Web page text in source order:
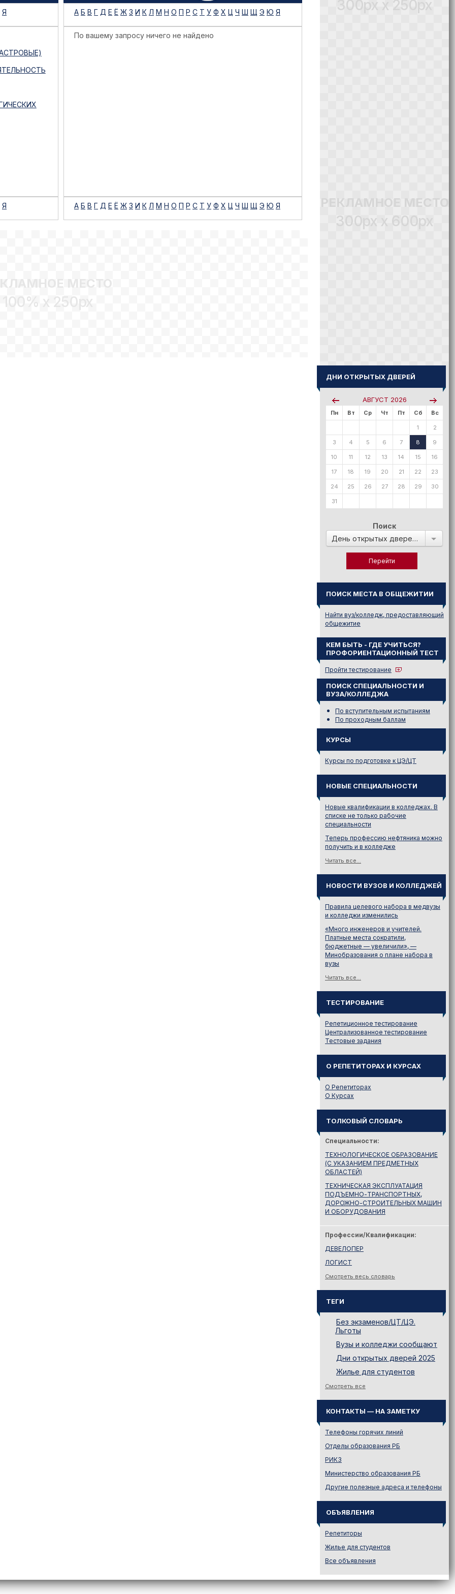
Я А Б В Г Д Е Ё Ж З И К Л М Н О П Р С Т У Ф Х Ц Ч Ш Щ Э Ю Я
По вашему запросу ничего не найдено
Я А Б В Г Д Е Ё Ж З И К Л М Н О П Р С Т У Ф Х Ц Ч Ш Щ Э Ю Я
МЕСТО
100% x 250px
300px x 250px
РЕКЛАМНОЕ МЕСТО
300px x 600px
ДНИ ОТКРЫТЫХ ДВЕРЕЙ
АВГУСТ 2026
Пн Вт Ср Чт Пт Сб Вс
1 2
3 4 5 6 7 8 9
10 11 12 13 14 15 16
17 18 19 20 21 22 23
24 25 26 27 28 29 30
31
Поиск
День открытых дверей в:
ПОИСК МЕСТА В ОБЩЕЖИТИИ
Найти вуз/колледж, предоставляющий
общежитие
КЕМ БЫТЬ - ГДЕ УЧИТЬСЯ?
ПРОФОРИЕНТАЦИОННЫЙ ТЕСТ
Пройти тестирование
ПОИСК СПЕЦИАЛЬНОСТИ И
ВУЗА/КОЛЛЕДЖА
По вступительным испытаниям
По проходным баллам
КУРСЫ
Курсы по подготовке к ЦЭ/ЦТ
НОВЫЕ СПЕЦИАЛЬНОСТИ
Новые квалификации в колледжах. В
списке не только рабочие
специальности
Теперь профессию нефтяника можно
получить и в колледже
Читать все...
НОВОСТИ ВУЗОВ И КОЛЛЕДЖЕЙ
Правила целевого набора в медвузы
и колледжи изменились
«Много инженеров и учителей.
Платные места сократили,
бюджетные — увеличили», —
Минобразования о плане набора в
вузы
Читать все...
ТЕСТИРОВАНИЕ
Репетиционное тестирование
Централизованное тестирование
Тестовые задания
О РЕПЕТИТОРАХ И КУРСАХ
О Репетиторах
О Курсах
ТОЛКОВЫЙ СЛОВАРЬ
Специальности:
ТЕХНОЛОГИЧЕСКОЕ ОБРАЗОВАНИЕ
(С УКАЗАНИЕМ ПРЕДМЕТНЫХ
ОБЛАСТЕЙ)
ТЕХНИЧЕСКАЯ ЭКСПЛУАТАЦИЯ
ПОДЪЕМНО-ТРАНСПОРТНЫХ,
ДОРОЖНО-СТРОИТЕЛЬНЫХ МАШИН
И ОБОРУДОВАНИЯ
Профессии/Квалификации:
ДЕВЕЛОПЕР
ЛОГИСТ
Смотреть весь словарь
ТЕГИ
Без экзаменов/ЦТ/ЦЭ.
Льготы
Вузы и колледжи сообщают
Дни открытых дверей 2025
Жилье для студентов
Законодательство
Иностранному абитуриенту
Куда поступать на твою
специальность?
Куда поступать? — Это надо
знать!
Новости образования и не
Подготовительные курсы
Подготовка к ЦЭ и ЦТ.
Репетиторы
Поступление в вузы
Проходные баллы в вузах
Беларуси
Распределение
Смотреть все
КОНТАКТЫ — НА ЗАМЕТКУ
Телефоны горячих линий
Отделы образования РБ
РИКЗ
Министерство образования РБ
Другие полезные адреса и телефоны
ОБЪЯВЛЕНИЯ
Репетиторы
Жилье для студентов
Все объявления